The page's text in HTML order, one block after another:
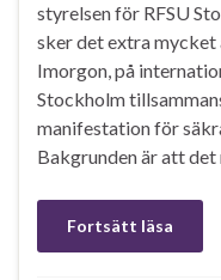
styrelsen för RFSU
sker det extra
Imorgon, på
Stockholm
manifestation för
Bakgrunden är att
Fortsätt läsa